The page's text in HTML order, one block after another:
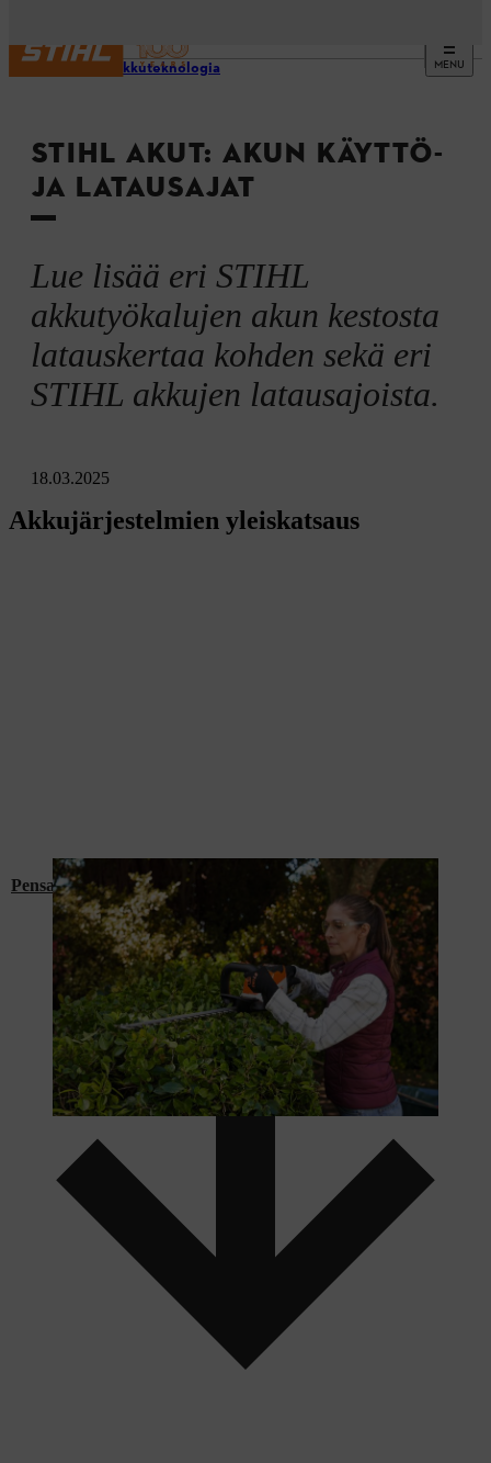
MENU
STIHL akkuteknologia
STIHL AKUT: AKUN KÄYTTÖ-
JA LATAUSAJAT
Lue lisää eri STIHL
akkutyökalujen akun kestosta
latauskertaa kohden sekä eri
STIHL akkujen latausajoista.
18.03.2025
Akkujärjestelmien yleiskatsaus
Pensasleikkurit